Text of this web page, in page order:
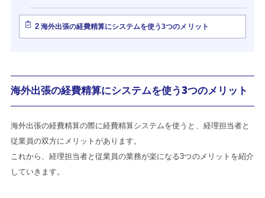
2海外出張の経費精算にシステムを使う3つのメリット
海外出張の経費精算にシステムを使う3つのメリット
海外出張の経費精算の際に経費精算システムを使うと、経理担当者と
従業員の双方にメリットがあります。
これから、経理担当者と従業員の業務が楽になる3つのメリットを紹介
していきます。